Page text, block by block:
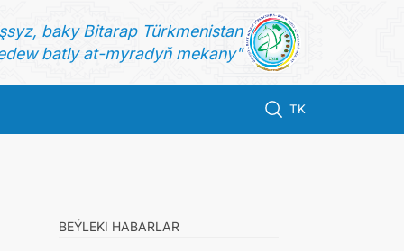
baky Bitarap Türkmenistan
batly at-myradyň mekany"
TK
BEÝLEKI HABARLAR